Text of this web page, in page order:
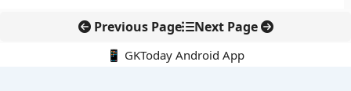
Previous Page Next Page
📱 GKToday Android App